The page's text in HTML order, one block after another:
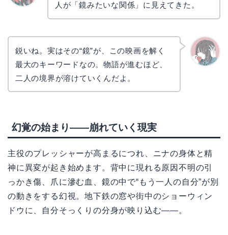
人が「鏡みたいな関係」に見えてきた。
鋭いね。実はその“鏡”が、この映画を解く
最大のキーワードなの。物語が進むほど、
二人の境界が溶けていくんだよ。
幻覚の始まり――崩れていく現実
主役のプレッシャーが高まるにつれ、ニナの身体と精
神に異変が起き始めます。背中に現れる原因不明の引
っかき傷、爪に滲む血、鏡の中で“もう一人の自分”が別
の動きをする幻視。地下鉄の窓や街中のショーウィン
ドウに、自分そっくりの分身が映り込む――。